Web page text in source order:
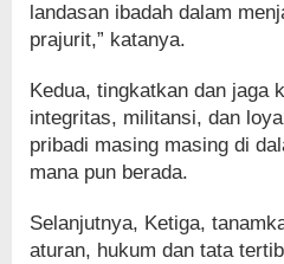
landasan ibadah dalam
prajurit,” katanya.
Kedua, tingkatkan dan jaga
integritas, militansi, dan
pribadi masing masing di
mana pun berada.
Selanjutnya, Ketiga,
aturan, hukum dan tata